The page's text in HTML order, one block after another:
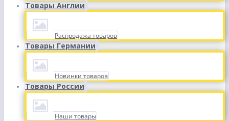
Товары Англии
Распродажа товаров
Товары Германии
Новинки товаров
Товары России
Наши товары